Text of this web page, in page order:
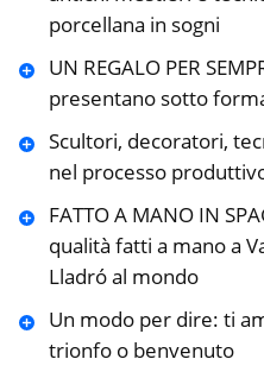
porcellana in sogni
UN REGALO PER
presentano sotto
Scultori, decoratori,
nel processo
FATTO A MANO IN
qualità fatti a mano a
Lladró al mondo
Un modo per dire: ti
trionfo o benvenuto